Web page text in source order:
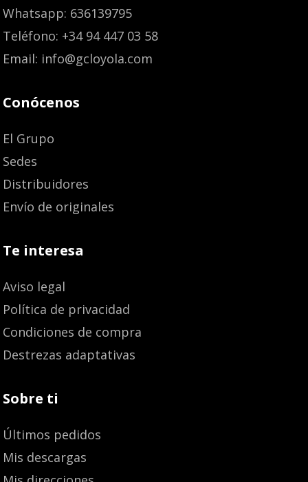
Whatsapp: 636139795
Teléfono: +34 94 447 03 58
Email: info@gcloyola.com
Conócenos
El Grupo
Sedes
Distribuidores
Envío de originales
Te interesa
Aviso legal
Política de privacidad
Condiciones de compra
Destrezas adaptativas
Sobre ti
Últimos pedidos
Mis descargas